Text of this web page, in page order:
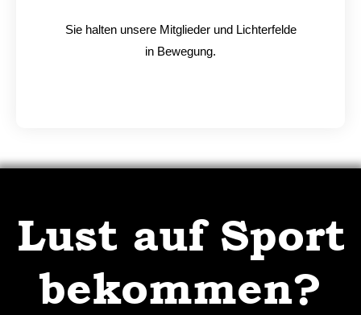
Sie halten unsere Mitglieder und Lichterfelde
in Bewegung.
Lust auf Sport
bekommen?